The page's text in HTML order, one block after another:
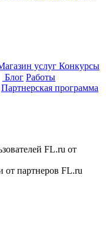
услуг Конкурсы
Блог Работы
Партнерская программа
FL.ru от
от партнеров FL.ru